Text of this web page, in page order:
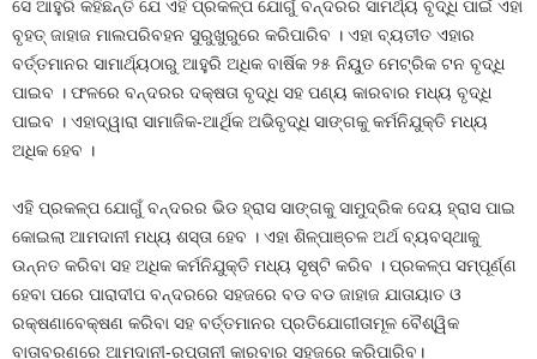
ସେ ଆହୁରି କହିଛନ୍ତି ଯେ ଏହି ପ୍ରକଳ୍ପ ଯୋଗୁଁ ବନ୍ଦରର ସାମର୍ଥ୍ୟ ବୃଦ୍ଧି ପାଇଁ ଏହା
ବୃହତ୍ ଜାହାଜ ମାଲପରିବହନ ସୁରୁଖୁରୁରେ କରିପାରିବ । ଏହା ବ୍ୟତୀତ ଏହାର
ବର୍ତ୍ତମାନର ସାମାର୍ଥ୍ୟଠାରୁ ଆହୁରି ଅଧିକ ବାର୍ଷିକ ୨୫ ନିୟୁତ ମେଟ୍ରିକ ଟନ ବୃଦ୍ଧି
ପାଇବ । ଫଳରେ ବନ୍ଦରର ଦକ୍ଷତା ବୃଦ୍ଧି ସହ ପଣ୍ୟ କାରବାର ମଧ୍ୟ ବୃଦ୍ଧି
ପାଇବ । ଏହାଦ୍ୱାରା ସାମାଜିକ-ଆର୍ଥିକ ଅଭିବୃଦ୍ଧି ସାଙ୍ଗକୁ କର୍ମନିଯୁକ୍ତି ମଧ୍ୟ
ଅଧିକ ହେବ ।
ଏହି ପ୍ରକଳ୍ପ ଯୋଗୁଁ ବନ୍ଦରର ଭିଡ ହ୍ରାସ ସାଙ୍ଗକୁ ସାମୁଦ୍ରିକ ଦେୟ ହ୍ରାସ ପାଇ
କୋଇଲା ଆମଦାନୀ ମଧ୍ୟ ଶସ୍ତା ହେବ । ଏହା ଶିଳ୍ପାଞ୍ଚଳ ଅର୍ଥ ବ୍ୟବସ୍ଥାକୁ
ଉନ୍ନତ କରିବା ସହ ଅଧିକ କର୍ମନିଯୁକ୍ତି ମଧ୍ୟ ସୃଷ୍ଟି କରିବ । ପ୍ରକଳ୍ପ ସମ୍ପୂର୍ଣ୍ଣ
ହେବା ପରେ ପାରାଦୀପ ବନ୍ଦରରେ ସହଜରେ ବଡ ବଡ ଜାହାଜ ଯାତାୟାତ ଓ
ରକ୍ଷଣାବେକ୍ଷଣ କରିବା ସହ ବର୍ତ୍ତମାନର ପ୍ରତିଯୋଗୀତାମୂଳ ବୈଶ୍ୱିକ
ବାତାବରଣରେ ଆମଦାନୀ-ରପ୍ତାନୀ କାରବାର ସହଜରେ କରିପାରିବ।